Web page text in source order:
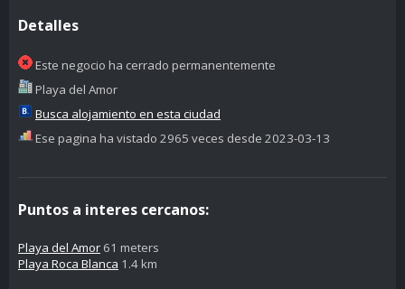
Detalles
Este negocio ha cerrado permanentemente
Playa del Amor
Busca alojamiento en esta ciudad
Ese pagina ha vistado 2965 veces desde 2023-03-13
Puntos a interes cercanos:
Playa del Amor 61 meters
Playa Roca Blanca 1.4 km